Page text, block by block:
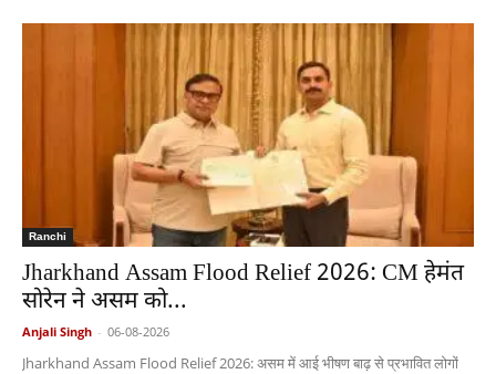
Ranchi
Jharkhand Assam Flood Relief 2026: CM हेमंत
सोरेन ने असम को...
Anjali Singh - 06-08-2026
Jharkhand Assam Flood Relief 2026: असम में आई भीषण बाढ़ से प्रभावित लोगों